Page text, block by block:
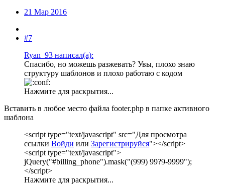
21 Мар 2016
#7
Ryan_93 написал(а):
Спасибо, но можешь разжевать? Увы, плохо знаю
структуру шаблонов и плохо работаю с кодом
Нажмите для раскрытия...
Вставить в любое место файла footer.php в папке активного
шаблона
<script type="text/javascript" src="Для просмотра
ссылки Войди или Зарегистрируйся"></script>
<script type="text/javascript">
jQuery("#billing_phone").mask("(999) 99?9-9999");
</script>
Нажмите для раскрытия...